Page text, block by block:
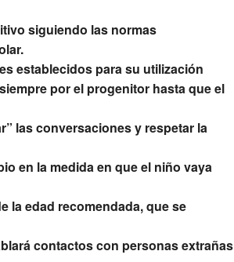
siguiendo las normas
establecidos para su utilización
por el progenitor hasta que el
las conversaciones y respetar la
en la medida en que el niño vaya
la edad recomendada, que se
contactos con personas extrañas